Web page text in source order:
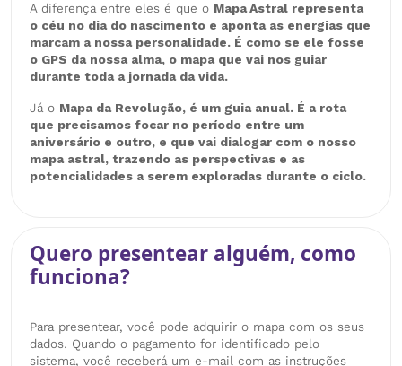
A diferença entre eles é que o Mapa Astral representa
o céu no dia do nascimento e aponta as energias que
marcam a nossa personalidade. É como se ele fosse
o GPS da nossa alma, o mapa que vai nos guiar
durante toda a jornada da vida.
Já o Mapa da Revolução, é um guia anual. É a rota
que precisamos focar no período entre um
aniversário e outro, e que vai dialogar com o nosso
mapa astral, trazendo as perspectivas e as
potencialidades a serem exploradas durante o ciclo.
Quero presentear alguém, como
funciona?
Para presentear, você pode adquirir o mapa com os seus
dados. Quando o pagamento for identificado pelo
sistema, você receberá um e-mail com as instruções